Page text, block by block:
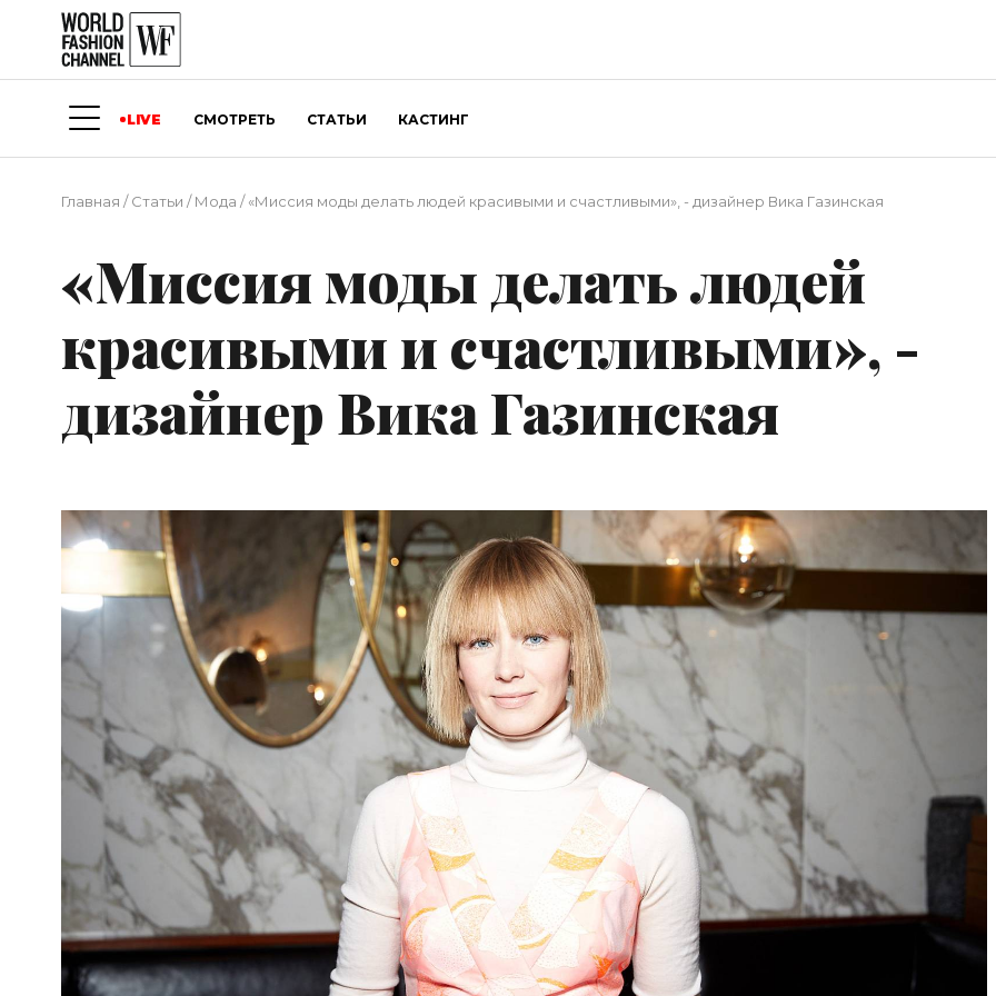
LIVE СМОТРЕТЬ СТАТЬИ КАСТИНГ
Главная /Статьи /Мода /«Миссия моды делать людей красивыми и счастливыми», - дизайнер Вика Газинская
«Миссия моды делать людей
красивыми и счастливыми», -
дизайнер Вика Газинская